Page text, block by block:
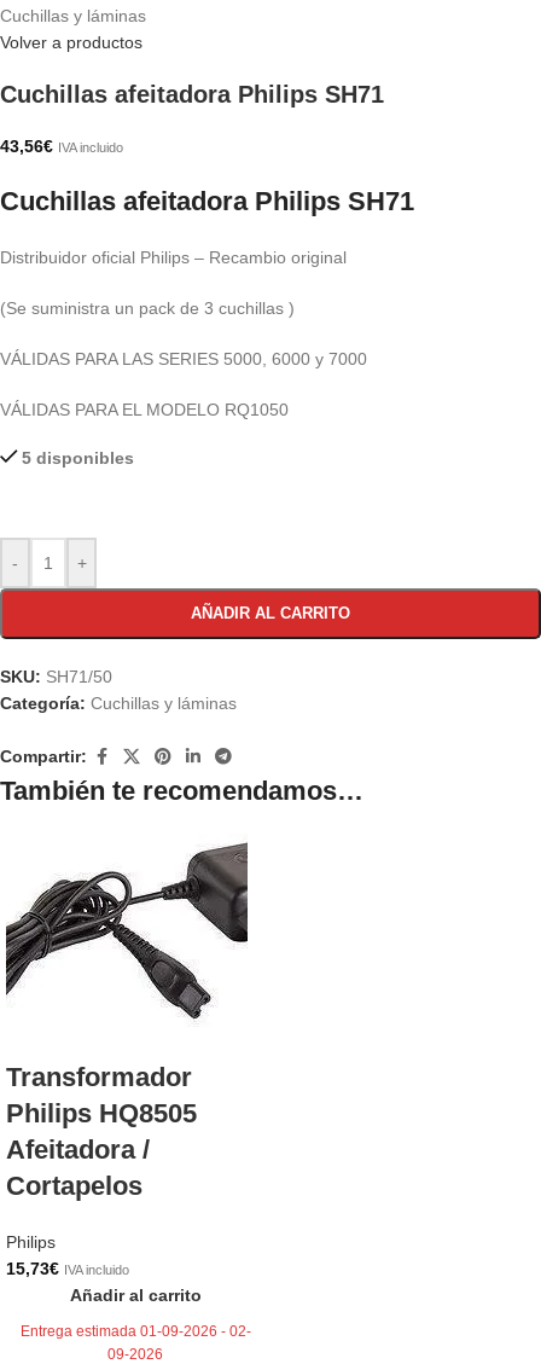
Cuchillas y láminas
Volver a productos
Cuchillas afeitadora Philips SH71
43,56€ IVA incluido
Cuchillas afeitadora Philips SH71
Distribuidor oficial Philips – Recambio original
(Se suministra un pack de 3 cuchillas )
VÁLIDAS PARA LAS SERIES 5000, 6000 y 7000
VÁLIDAS PARA EL MODELO RQ1050
5 disponibles
- +
AÑADIR AL CARRITO
SKU: SH71/50
Categoría: Cuchillas y láminas
Compartir:
También te recomendamos…
Transformador
Philips HQ8505
Afeitadora /
Cortapelos
Philips
15,73€ IVA incluido
Añadir al carrito
Entrega estimada 01-09-2026 - 02-
09-2026